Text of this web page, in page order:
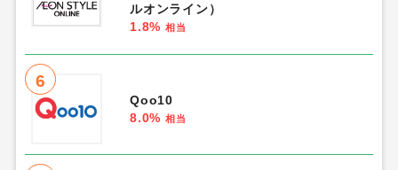
ルオンライン）
1.8% 相当
6
Qoo10
8.0% 相当